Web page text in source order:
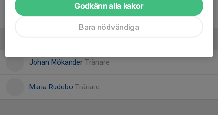
14. Siri Nylén
Johan Mökander Tränare
Maria Rudebo Tränare
Godkänn alla kakor
Bara nödvändiga